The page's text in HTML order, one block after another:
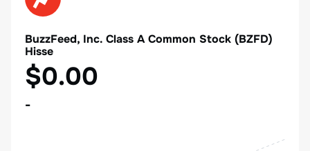
BuzzFeed, Inc. Class A Common Stock (BZFD)
Hisse
$0.00
-